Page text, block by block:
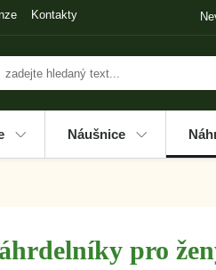
Kontakty
Náušnice
pro